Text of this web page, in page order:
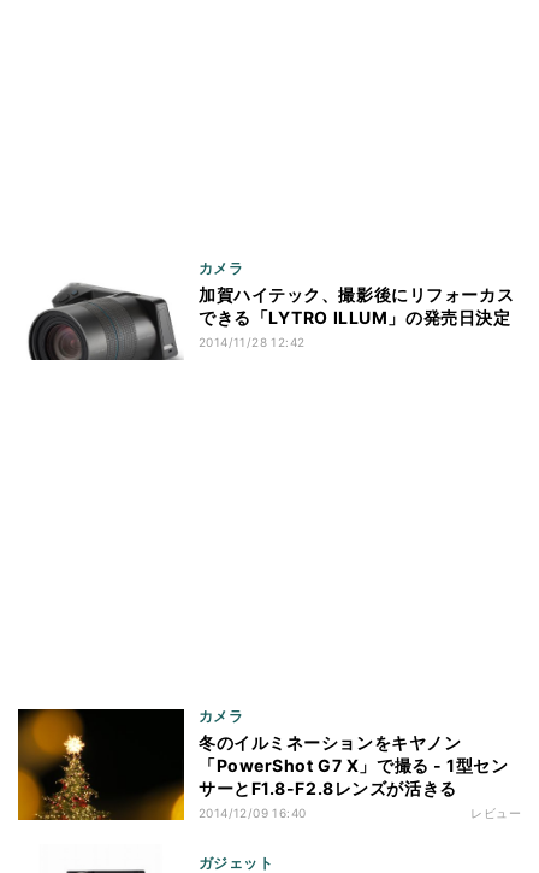
カメラ
加賀ハイテック、撮影後にリフォーカス
できる「LYTRO ILLUM」の発売日決定
2014/11/28 12:42
カメラ
冬のイルミネーションをキヤノン
「PowerShot G7 X」で撮る - 1型セン
サーとF1.8-F2.8レンズが活きる
2014/12/09 16:40 レビュー
ガジェット